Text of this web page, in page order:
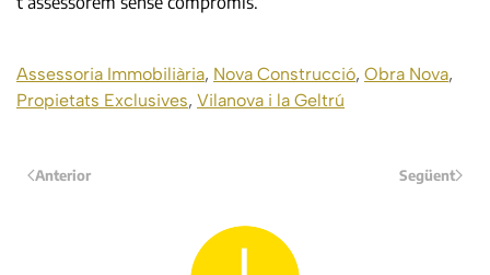
Assessoria Immobiliària, Nova Construcció, Obra Nova,
Propietats Exclusives, Vilanova i la Geltrú
Anterior Següent